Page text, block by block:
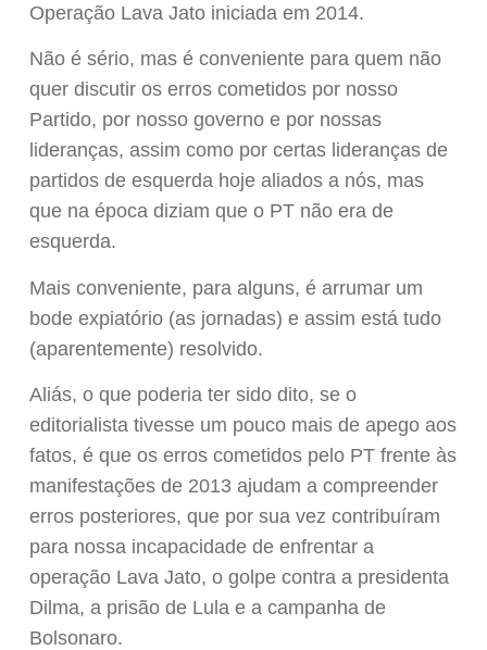
Operação Lava Jato iniciada em 2014.
Não é sério, mas é conveniente para quem não
quer discutir os erros cometidos por nosso
Partido, por nosso governo e por nossas
lideranças, assim como por certas lideranças de
partidos de esquerda hoje aliados a nós, mas
que na época diziam que o PT não era de
esquerda.
Mais conveniente, para alguns, é arrumar um
bode expiatório (as jornadas) e assim está tudo
(aparentemente) resolvido.
Aliás, o que poderia ter sido dito, se o
editorialista tivesse um pouco mais de apego aos
fatos, é que os erros cometidos pelo PT frente às
manifestações de 2013 ajudam a compreender
erros posteriores, que por sua vez contribuíram
para nossa incapacidade de enfrentar a
operação Lava Jato, o golpe contra a presidenta
Dilma, a prisão de Lula e a campanha de
Bolsonaro.